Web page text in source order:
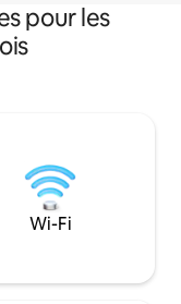
pour les
Wi-Fi